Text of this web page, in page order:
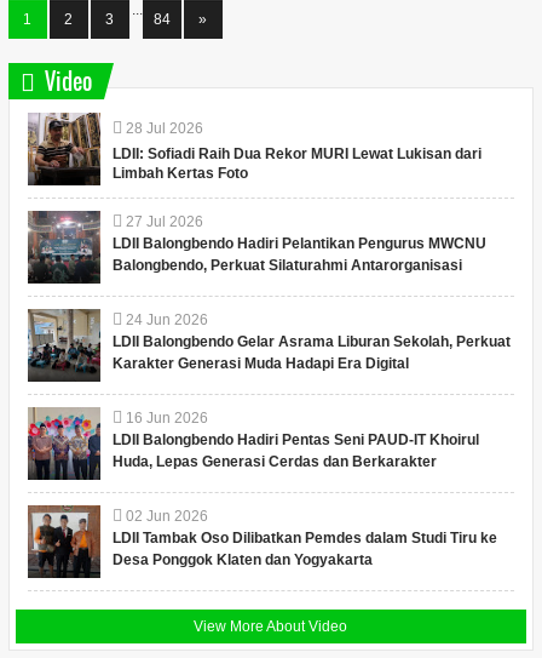
1 2 3
...
84 »
Video
28 Jul 2026
LDII: Sofiadi Raih Dua Rekor MURI Lewat Lukisan dari
Limbah Kertas Foto
27 Jul 2026
LDII Balongbendo Hadiri Pelantikan Pengurus MWCNU
Balongbendo, Perkuat Silaturahmi Antarorganisasi
24 Jun 2026
LDII Balongbendo Gelar Asrama Liburan Sekolah, Perkuat
Karakter Generasi Muda Hadapi Era Digital
16 Jun 2026
LDII Balongbendo Hadiri Pentas Seni PAUD-IT Khoirul
Huda, Lepas Generasi Cerdas dan Berkarakter
02 Jun 2026
LDII Tambak Oso Dilibatkan Pemdes dalam Studi Tiru ke
Desa Ponggok Klaten dan Yogyakarta
View More About Video